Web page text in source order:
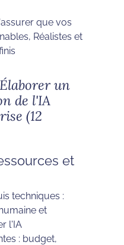
que vos
Réalistes et
un
de l'IA
(12
et
techniques :
et
l'IA
: budget,